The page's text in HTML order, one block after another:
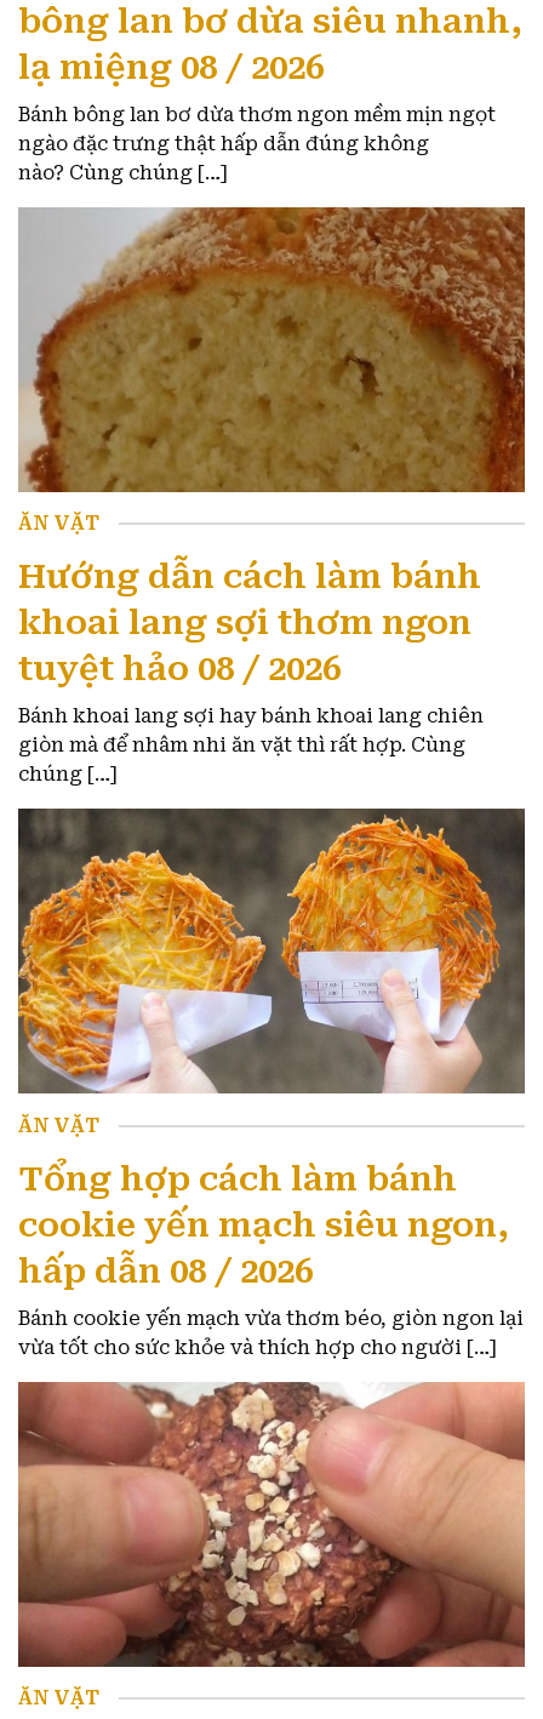
bông lan bơ dừa siêu nhanh,
lạ miệng 08 / 2026
Bánh bông lan bơ dừa thơm ngon mềm mịn ngọt
ngào đặc trưng thật hấp dẫn đúng không
nào? Cùng chúng […]
ĂN VẶT
Hướng dẫn cách làm bánh
khoai lang sợi thơm ngon
tuyệt hảo 08 / 2026
Bánh khoai lang sợi hay bánh khoai lang chiên
giòn mà để nhâm nhi ăn vặt thì rất hợp. Cùng
chúng […]
ĂN VẶT
Tổng hợp cách làm bánh
cookie yến mạch siêu ngon,
hấp dẫn 08 / 2026
Bánh cookie yến mạch vừa thơm béo, giòn ngon lại
vừa tốt cho sức khỏe và thích hợp cho người […]
ĂN VẶT